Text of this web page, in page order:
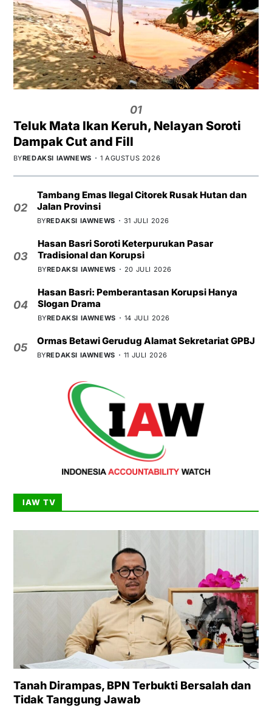
01
Teluk Mata Ikan Keruh, Nelayan Soroti
Dampak Cut and Fill
BYREDAKSI IAWNEWS 1 AGUSTUS 2026
02
Tambang Emas Ilegal Citorek Rusak Hutan dan
Jalan Provinsi
BYREDAKSI IAWNEWS 31 JULI 2026
03
Hasan Basri Soroti Keterpurukan Pasar
Tradisional dan Korupsi
BYREDAKSI IAWNEWS 20 JULI 2026
04
Hasan Basri: Pemberantasan Korupsi Hanya
Slogan Drama
BYREDAKSI IAWNEWS 14 JULI 2026
05
Ormas Betawi Gerudug Alamat Sekretariat GPBJ
BYREDAKSI IAWNEWS 11 JULI 2026
IAW TV
Tanah Dirampas, BPN Terbukti Bersalah dan
Tidak Tanggung Jawab